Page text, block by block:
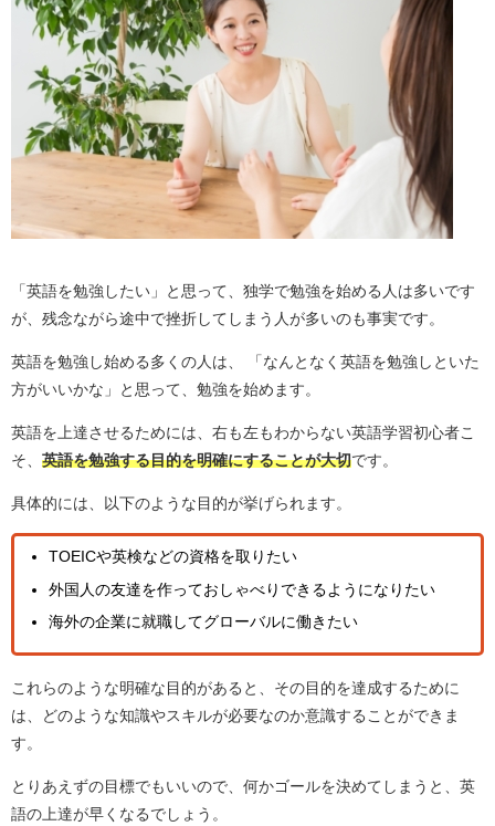
「英語を勉強したい」と思って、独学で勉強を始める人は多いです
が、残念ながら途中で挫折してしまう人が多いのも事実です。
英語を勉強し始める多くの人は、 「なんとなく英語を勉強しといた
方がいいかな」と思って、勉強を始めます。
英語を上達させるためには、右も左もわからない英語学習初心者こ
そ、 英語を勉強する目的を明確にすることが大切です。
具体的には、以下のような目的が挙げられます。
TOEICや英検などの資格を取りたい
外国人の友達を作っておしゃべりできるようになりたい
海外の企業に就職してグローバルに働きたい
これらのような明確な目的があると、その目的を達成するために
は、どのような知識やスキルが必要なのか意識することができま
す。
とりあえずの目標でもいいので、何かゴールを決めてしまうと、英
語の上達が早くなるでしょう。